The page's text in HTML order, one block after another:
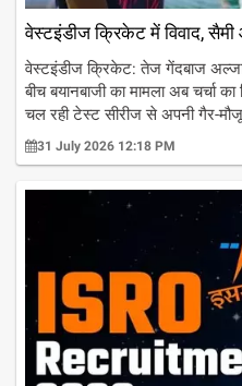
वेस्टइंडीज क्रिकेट में विवाद,
वेस्टइंडीज क्रिकेट: तेज गेंदबाज
बीच बयानबाजी का मामला अब चर्चा
चल रही टेस्ट सीरीज से अपनी गैर-
31 July 2026 12:18 PM